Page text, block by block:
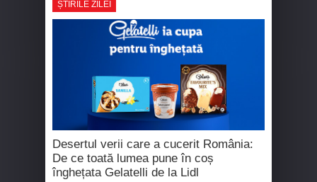
ȘTIRILE ZILEI
Desertul verii care a cucerit România:
De ce toată lumea pune în coș
înghețata Gelatelli de la Lidl